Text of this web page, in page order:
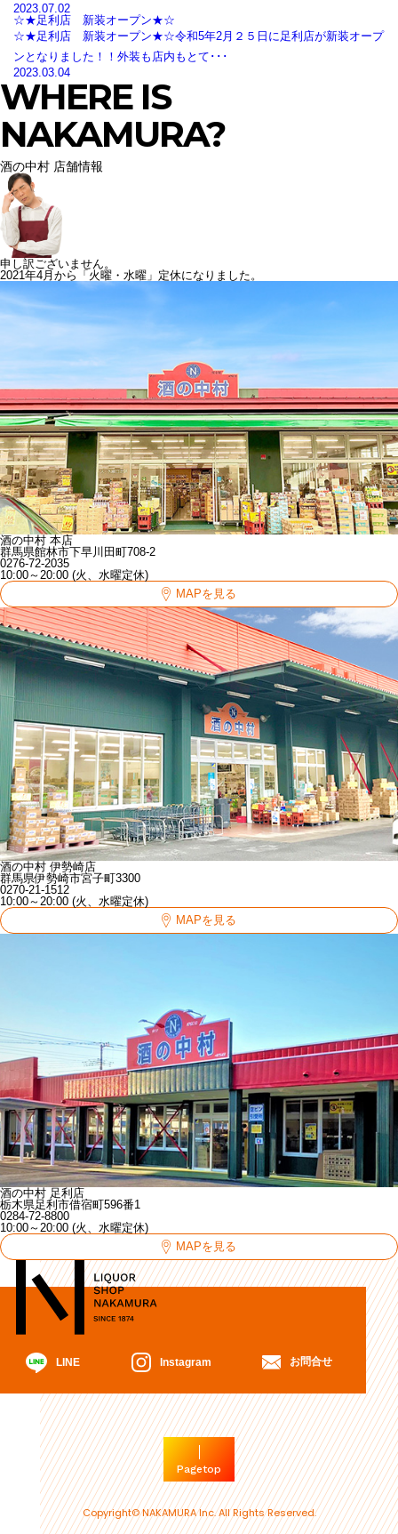
2023.07.02
☆★足利店 新装オープン★☆
☆★足利店 新装オープン★☆令和5年2月２５日に足利店が新装オープ
ンとなりました！！外装も店内もとて･･･
2023.03.04
WHERE IS
NAKAMURA?
酒の中村 店舗情報
申し訳ございません。
2021年4月から「火曜・水曜」定休になりました。
酒の中村 本店
群馬県館林市下早川田町708-2
0276-72-2035
10:00～20:00 (火、水曜定休)
MAPを見る
酒の中村 伊勢崎店
群馬県伊勢崎市宮子町3300
0270-21-1512
10:00～20:00 (火、水曜定休)
MAPを見る
酒の中村 足利店
栃木県足利市借宿町596番1
0284-72-8800
10:00～20:00 (火、水曜定休)
MAPを見る
LINE Instagram お問合せ
Pagetop
Copyright© NAKAMURA Inc. All Rights Reserved.